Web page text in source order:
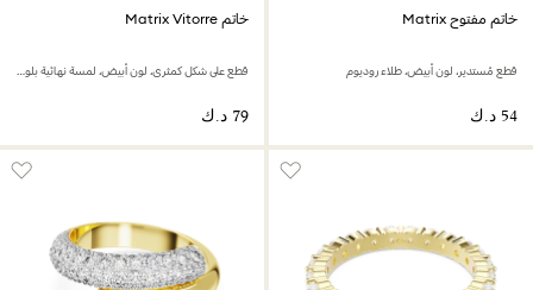
خاتم مفتوح Matrix
قطع مُستدير، لون أبيض، طلاء روديوم
خاتم Matrix Vitorre
قطع على شكل كمثرى، لون أبيض، لمسة نهائية بلون فضي